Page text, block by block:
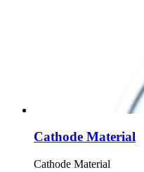
Cathode Material
Cathode Material